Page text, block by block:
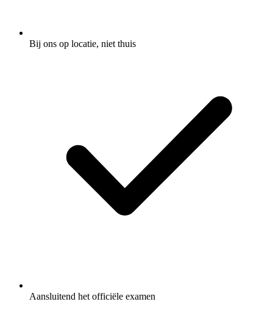
Bij ons op locatie, niet thuis
Aansluitend het officiële examen